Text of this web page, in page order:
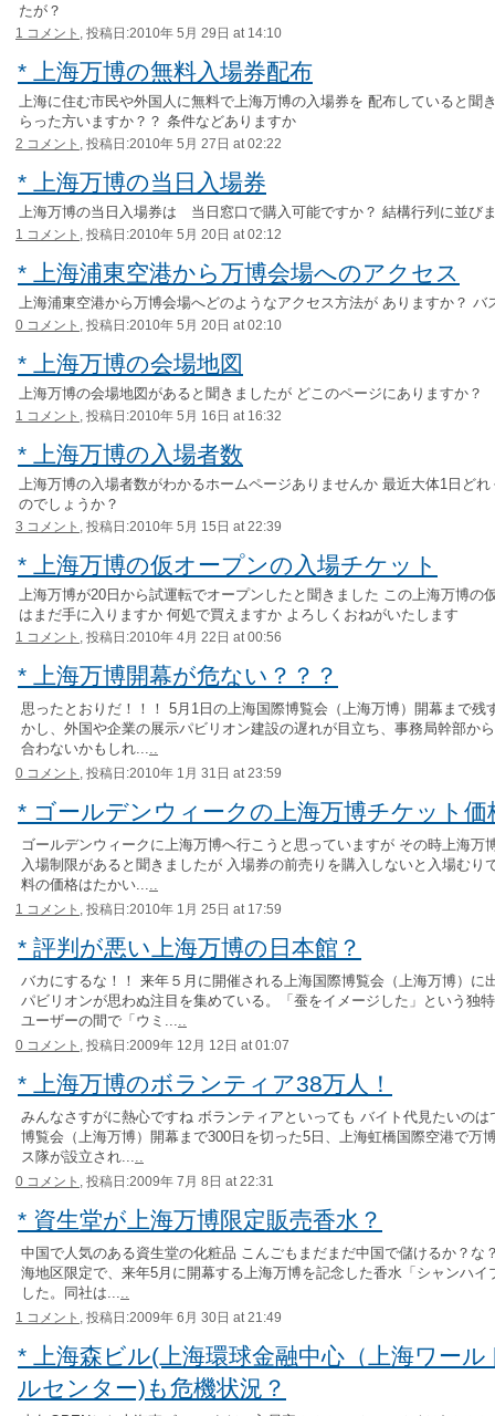
たが？
1 コメント, 投稿日:2010年 5月 29日 at 14:10
* 上海万博の無料入場券配布
上海に住む市民や外国人に無料で上海万博の入場券を 配布していると聞
らった方いますか？？ 条件などありますか
2 コメント, 投稿日:2010年 5月 27日 at 02:22
* 上海万博の当日入場券
上海万博の当日入場券は 当日窓口で購入可能ですか？ 結構行列に並び
1 コメント, 投稿日:2010年 5月 20日 at 02:12
* 上海浦東空港から万博会場へのアクセス
上海浦東空港から万博会場へどのようなアクセス方法が ありますか？ バ
0 コメント, 投稿日:2010年 5月 20日 at 02:10
* 上海万博の会場地図
上海万博の会場地図があると聞きましたが どこのページにありますか？
1 コメント, 投稿日:2010年 5月 16日 at 16:32
* 上海万博の入場者数
上海万博の入場者数がわかるホームページありませんか 最近大体1日ど
のでしょうか？
3 コメント, 投稿日:2010年 5月 15日 at 22:39
* 上海万博の仮オープンの入場チケット
上海万博が20日から試運転でオープンしたと聞きました この上海万博の
はまだ手に入りますか 何処で買えますか よろしくおねがいたします
1 コメント, 投稿日:2010年 4月 22日 at 00:56
* 上海万博開幕が危ない？？？
思ったとおりだ！！！ 5月1日の上海国際博覧会（上海万博）開幕まで残
かし、外国や企業の展示パビリオン建設の遅れが目立ち、事務局幹部か
合わないかもしれ...
0 コメント, 投稿日:2010年 1月 31日 at 23:59
* ゴールデンウィークの上海万博チケット価
ゴールデンウィークに上海万博へ行こうと思っていますが その時上海万
入場制限があると聞きましたが 入場券の前売りを購入しないと入場むり
料の価格はたかい...
1 コメント, 投稿日:2010年 1月 25日 at 17:59
* 評判が悪い上海万博の日本館？
バカにするな！！ 来年５月に開催される上海国際博覧会（上海万博）に
パビリオンが思わぬ注目を集めている。「蚕をイメージした」という独
ユーザーの間で「ウミ...
0 コメント, 投稿日:2009年 12月 12日 at 01:07
* 上海万博のボランティア38万人！
みんなさすがに熱心ですね ボランティアといっても バイト代見たいの
博覧会（上海万博）開幕まで300日を切った5日、上海虹橋国際空港で万
ス隊が設立され...
0 コメント, 投稿日:2009年 7月 8日 at 22:31
* 資生堂が上海万博限定販売香水？
中国で人気のある資生堂の化粧品 こんごもまだまだ中国で儲けるか？な
海地区限定で、来年5月に開幕する上海万博を記念した香水「シャンハイ
した。同社は...
1 コメント, 投稿日:2009年 6月 30日 at 21:49
* 上海森ビル(上海環球金融中心（上海ワー
ルセンター)も危機状況？